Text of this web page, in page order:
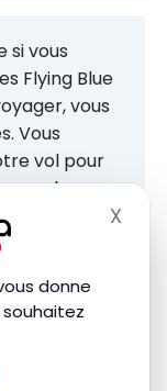
donne
X
si vous
Flying Blue
vous
Vous
vol pour
tarifaire.
avec des
« Afficher les
invité à